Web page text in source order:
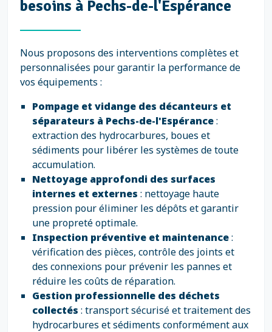
besoins à Pechs-de-l'Espérance
Nous proposons des interventions complètes et
personnalisées pour garantir la performance de
vos équipements :
Pompage et vidange des décanteurs et
séparateurs à Pechs-de-l'Espérance:
extraction des hydrocarbures, boues et
sédiments pour libérer les systèmes de toute
accumulation.
Nettoyage approfondi des surfaces
internes et externes : nettoyage haute
pression pour éliminer les dépôts et garantir
une propreté optimale.
Inspection préventive et maintenance:
vérification des pièces, contrôle des joints et
des connexions pour prévenir les pannes et
réduire les coûts de réparation.
Gestion professionnelle des déchets
collectés : transport sécurisé et traitement des
hydrocarbures et sédiments conformément aux